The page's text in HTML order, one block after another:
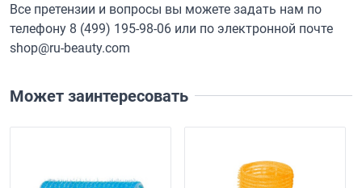
Все претензии и вопросы вы можете задать нам по
телефону 8 (499) 195-98-06 или по электронной почте
shop@ru-beauty.com
Может заинтересовать